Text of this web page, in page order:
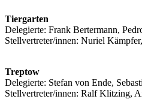
Tiergarten
Delegierte: Frank Bertermann,
Stellvertreter/innen: Nuriel
Treptow
Delegierte: Stefan von Ende,
Stellvertreter/innen: Ralf Klitzing,